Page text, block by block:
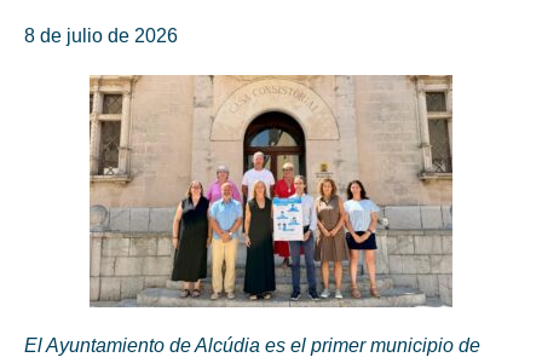
8 de julio de 2026
El Ayuntamiento de Alcúdia es el primer municipio de